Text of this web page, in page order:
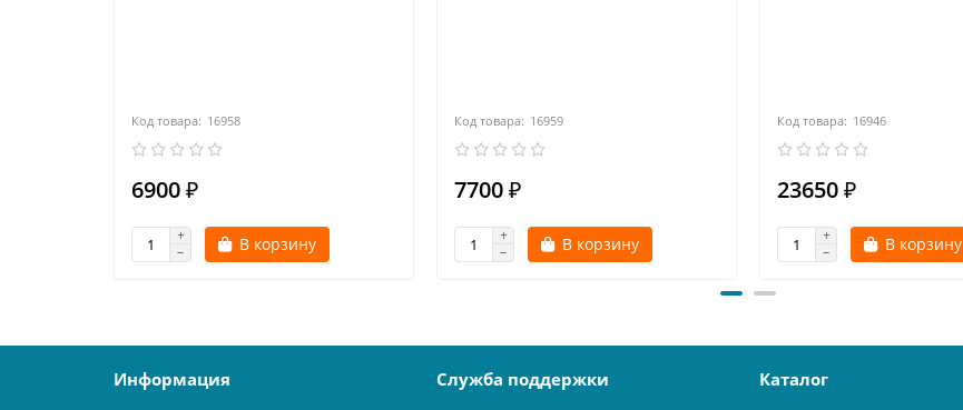
16958
6900 ₽
В корзину
16959
7700 ₽
В корзину
16946
23650 ₽
В корзину
Информация Служба поддержки Каталог